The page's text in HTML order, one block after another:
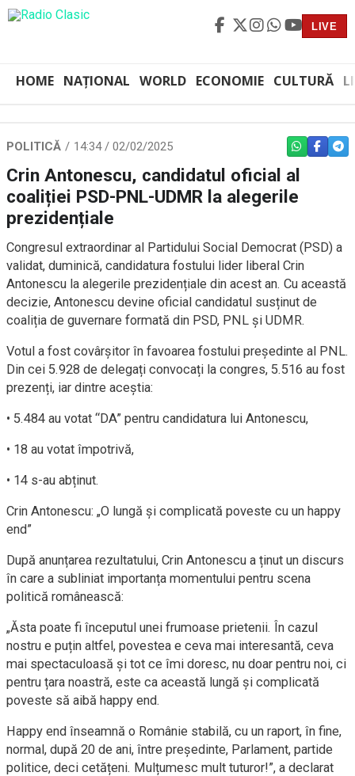
LIVE
HOME NAȚIONAL WORLD ECONOMIE CULTURĂ
POLITICĂ 14:34 / 02/02/2025 WHATSAPP
Crin Antonescu, candidatul oficial al
coaliției PSD-PNL-UDMR la alegerile
prezidențiale
Congresul extraordinar al Partidului Social Democrat (PSD) a
validat, duminică, candidatura fostului lider liberal Crin
Antonescu la alegerile prezidențiale din acest an. Cu această
decizie, Antonescu devine oficial candidatul susținut de
coaliția de guvernare formată din PSD, PNL și UDMR.
Votul a fost covârșitor în favoarea fostului președinte al PNL.
Din cei 5.928 de delegați convocați la congres, 5.516 au fost
prezenți, iar dintre aceștia:
• 5.484 au votat “DA” pentru candidatura lui Antonescu,
• 18 au votat împotrivă,
• 14 s-au abținut.
Crin Antonescu: „O lungă și complicată poveste cu un happy
end”
După anunțarea rezultatului, Crin Antonescu a ținut un discurs
în care a subliniat importanța momentului pentru scena
politică românească:
„Ăsta poate fi începutul unei frumoase prietenii. În cazul
nostru e puțin altfel, povestea e ceva mai interesantă, ceva
mai spectaculoasă și tot ce îmi doresc, nu doar pentru noi, ci
pentru țara noastră, este ca această lungă și complicată
poveste să aibă happy end.
Happy end înseamnă o Românie stabilă, cu un raport, în fine,
normal, după 20 de ani, între președinte, Parlament, partide
politice, deci cetățeni. Mulțumesc mult tuturor!”, a declarat